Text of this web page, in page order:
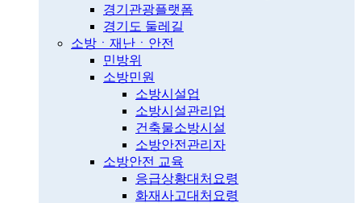
경기관광플랫폼
경기도 둘레길
소방ㆍ재난ㆍ안전
민방위
소방민원
소방시설업
소방시설관리업
건축물소방시설
소방안전관리자
소방안전 교육
응급상황대처요령
화재사고대처요령